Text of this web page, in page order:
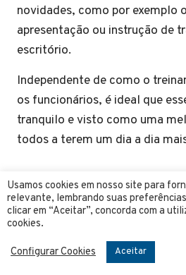
novidades, como por exemplo
apresentação ou instrução de
escritório.
Independente de como o
os funcionários, é ideal que
tranquilo e visto como uma
todos a terem um dia a dia
Investir em
plataforma de
Usamos cookies em nosso site para
relevante, lembrando suas
clicar em “Aceitar”, concorda com a
cookies.
Configurar Cookies Aceitar